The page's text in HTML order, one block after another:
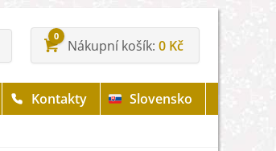
0
Nákupní košík 0 Kč
Kontakty
Slovensko